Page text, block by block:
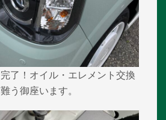
了！オイル・エレメント交換
う御座います。